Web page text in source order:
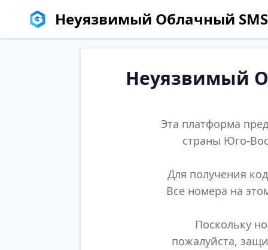
Неуязвимый Облачный SMS
Неуязвимый
Эта платформа
страны Юго-
Для получения
Все номера на
Поскольку
пожалуйста,